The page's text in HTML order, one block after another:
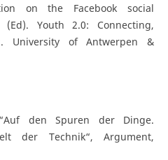
on the Facebook social
Youth 2.0: Connecting,
University of Antwerpen &
den Spuren der Dinge.
der Technik“, Argument,